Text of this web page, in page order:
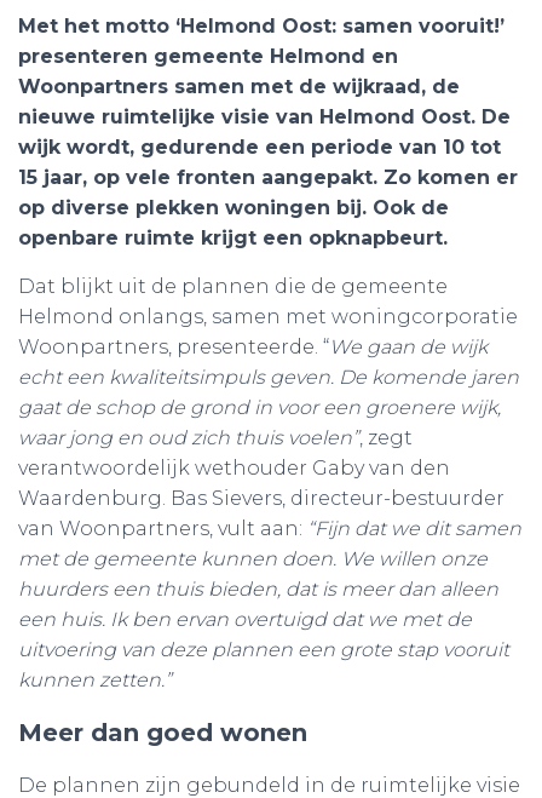
Met het motto ‘Helmond Oost: samen vooruit!’
presenteren gemeente Helmond en
Woonpartners samen met de wijkraad, de
nieuwe ruimtelijke visie van Helmond Oost. De
wijk wordt, gedurende een periode van 10 tot
15 jaar, op vele fronten aangepakt. Zo komen er
op diverse plekken woningen bij. Ook de
openbare ruimte krijgt een opknapbeurt.
Dat blijkt uit de plannen die de gemeente
Helmond onlangs, samen met woningcorporatie
Woonpartners, presenteerde. “We gaan de wijk
echt een kwaliteitsimpuls geven. De komende jaren
gaat de schop de grond in voor een groenere wijk,
waar jong en oud zich thuis voelen”, zegt
verantwoordelijk wethouder Gaby van den
Waardenburg. Bas Sievers, directeur-bestuurder
van Woonpartners, vult aan: “Fijn dat we dit samen
met de gemeente kunnen doen. We willen onze
huurders een thuis bieden, dat is meer dan alleen
een huis. Ik ben ervan overtuigd dat we met de
uitvoering van deze plannen een grote stap vooruit
kunnen zetten.”
Meer dan goed wonen
De plannen zijn gebundeld in de ruimtelijke visie